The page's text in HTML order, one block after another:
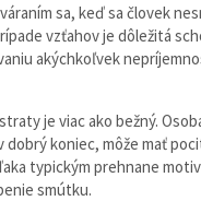
sa, keď sa človek
vzťahov je dôležitá
akýchkoľvek
je viac ako bežný.
koniec, môže mať
typickým prehnane
smútku.